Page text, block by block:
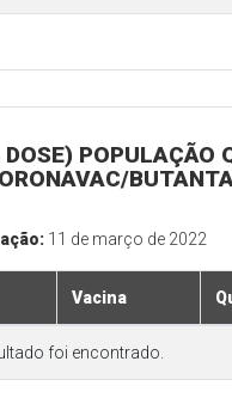
DOSE) POPULAÇÃO
11 de março de 2022
Vacina
foi encontrado.